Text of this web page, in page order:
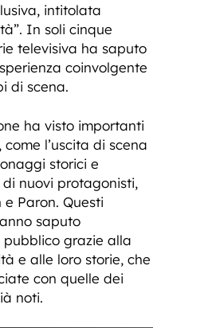
intitolata
In soli cinque
televisiva ha saputo
coinvolgente
di scena.
ha visto importanti
l’uscita di scena
storici e
di nuovi protagonisti,
Paron. Questi
saputo
grazie alla
e alle loro storie, che
con quelle dei
noti.